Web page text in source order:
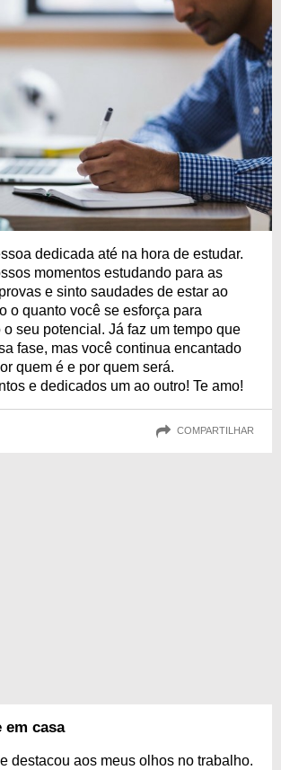
dedicada até na hora de estudar.
momentos estudando para as
e sinto saudades de estar ao
o quanto você se esforça para
seu potencial. Já faz um tempo que
fase, mas você continua encantado
quem é e por quem será.
e dedicados um ao outro! Te amo!
COMPARTILHAR
em casa
destacou aos meus olhos no trabalho.